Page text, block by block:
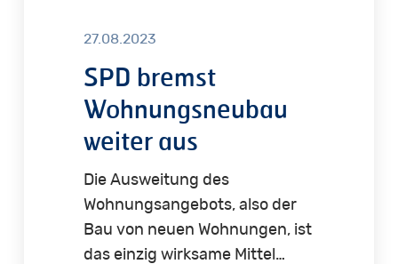
27.08.2023
SPD bremst
Wohnungsneubau
weiter aus
Die Ausweitung des
Wohnungsangebots, also der
Bau von neuen Wohnungen, ist
das einzig wirksame Mittel…